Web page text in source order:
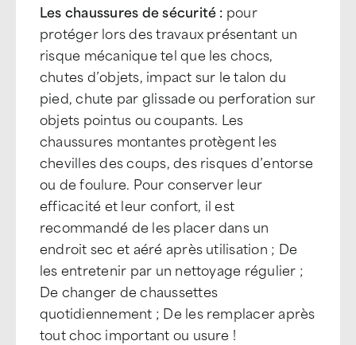
Les chaussures de sécurité : pour
protéger lors des travaux présentant un
risque mécanique tel que les chocs,
chutes d’objets, impact sur le talon du
pied, chute par glissade ou perforation sur
objets pointus ou coupants. Les
chaussures montantes protègent les
chevilles des coups, des risques d’entorse
ou de foulure. Pour conserver leur
efficacité et leur confort, il est
recommandé de les placer dans un
endroit sec et aéré après utilisation ; De
les entretenir par un nettoyage régulier ;
De changer de chaussettes
quotidiennement ; De les remplacer après
tout choc important ou usure !